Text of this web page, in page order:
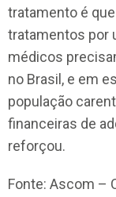
tratamento é
tratamentos por
médicos
no Brasil, e em
população
financeiras de
reforçou.
Fonte: Ascom –